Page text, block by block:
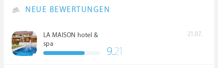
NEUE BEWERTUNGEN
LA MAISON hotel &
spa
21.07.
9.21